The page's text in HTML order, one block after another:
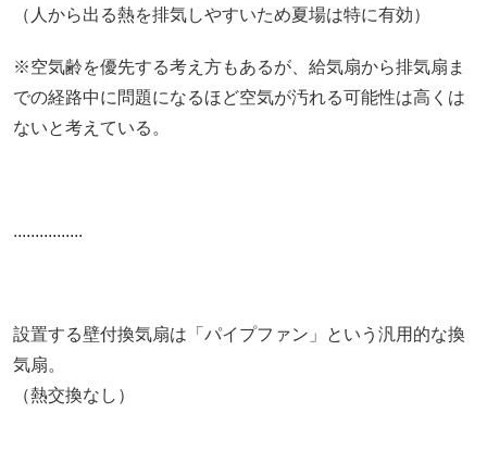
（人から出る熱を排気しやすいため夏場は特に有効）
※空気齢を優先する考え方もあるが、給気扇から排気扇ま
での経路中に問題になるほど空気が汚れる可能性は高くは
ないと考えている。
................
設置する壁付換気扇は「パイプファン」という汎用的な換
気扇。
（熱交換なし）